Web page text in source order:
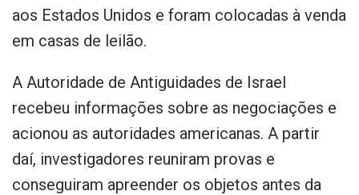
aos Estados Unidos e foram colocadas à venda
em casas de leilão.
A Autoridade de Antiguidades de Israel
recebeu informações sobre as negociações e
acionou as autoridades americanas. A partir
daí, investigadores reuniram provas e
conseguiram apreender os objetos antes da